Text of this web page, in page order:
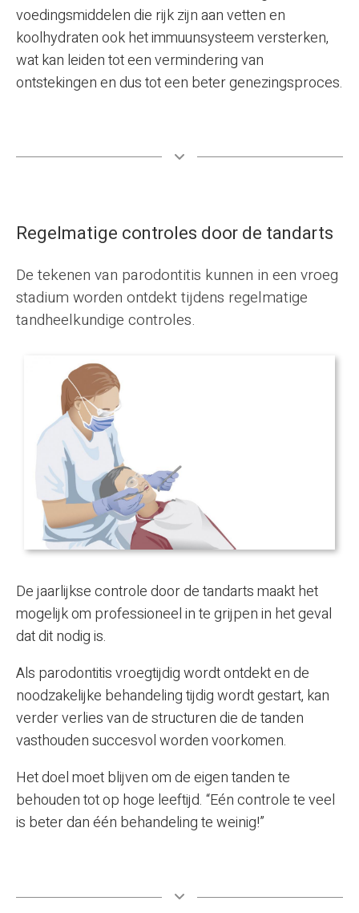
voedingsmiddelen die rijk zijn aan vetten en
koolhydraten ook het immuunsysteem versterken,
wat kan leiden tot een vermindering van
ontstekingen en dus tot een beter genezingsproces.
Regelmatige controles door de tandarts
De tekenen van parodontitis kunnen in een vroeg
stadium worden ontdekt tijdens regelmatige
tandheelkundige controles.
De jaarlijkse controle door de tandarts maakt het
mogelijk om professioneel in te grijpen in het geval
dat dit nodig is.
Als parodontitis vroegtijdig wordt ontdekt en de
noodzakelijke behandeling tijdig wordt gestart, kan
verder verlies van de structuren die de tanden
vasthouden succesvol worden voorkomen.
Het doel moet blijven om de eigen tanden te
behouden tot op hoge leeftijd. “Eén controle te veel
is beter dan één behandeling te weinig!”